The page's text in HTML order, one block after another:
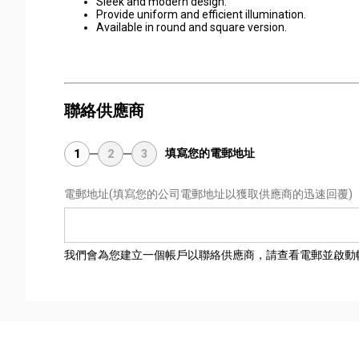
Provide uniform and efficient illumination.
Available in round and square version.
聯絡供應商
1 2 3 填寫您的電郵地址
電郵地址(填寫您的公司電郵地址以獲取供應商的迅速回覆)
我們會為您建立一個帳戶以聯絡供應商，請查看電郵並啟動